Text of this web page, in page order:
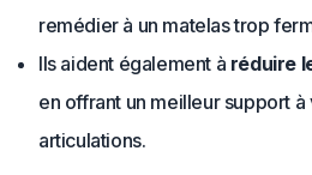
remédier à un matelas trop
Ils aident également à réduire
en offrant un meilleur support
articulations.